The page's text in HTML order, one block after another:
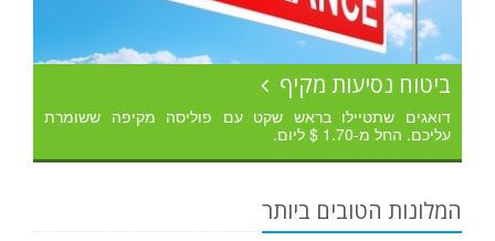
ביטוח נסיעות מקיף
דואגים שתטיילו בראש שקט עם פוליסה מקיפה ששומרת
עליכם. החל מ-1.70 $ ליום.
המלונות הטובים ביותר